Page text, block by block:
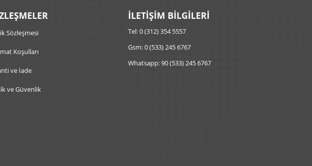
Sözleşmesi
Koşulları
ve İade
ve Güvenlik
İLETİŞİM BİLGİLERİ
Tel: 0 (312) 354 5557
Gsm: 0 (533) 245 6767
Whatsapp: 90 (533) 245 6767